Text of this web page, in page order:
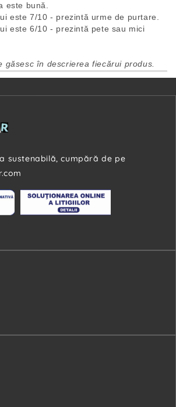
este bună.
este 7/10 - prezintă urme de purtare.
este 6/10 - prezintă pete sau mici
găsesc în descrierea fiecărui produs.
sustenabilă, cumpără de pe